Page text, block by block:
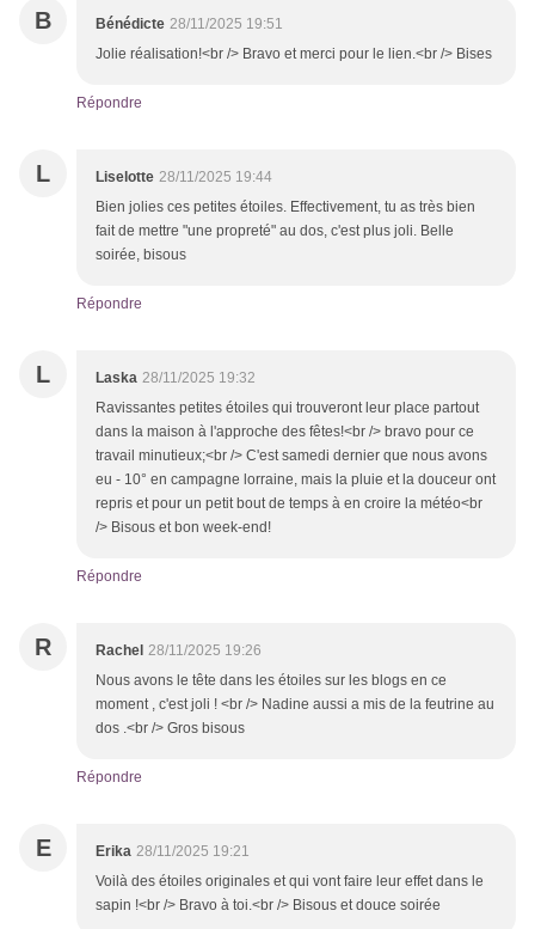
B Bénédicte 28/11/2025 19:51
Jolie réalisation!<br /> Bravo et merci pour le lien.<br /> Bises
Répondre
L Liselotte 28/11/2025 19:44
Bien jolies ces petites étoiles. Effectivement, tu as très bien
fait de mettre "une propreté" au dos, c'est plus joli. Belle
soirée, bisous
Répondre
L Laska 28/11/2025 19:32
Ravissantes petites étoiles qui trouveront leur place partout
dans la maison à l'approche des fêtes!<br /> bravo pour ce
travail minutieux;<br /> C'est samedi dernier que nous avons
eu - 10° en campagne lorraine, mais la pluie et la douceur ont
repris et pour un petit bout de temps à en croire la météo<br
/> Bisous et bon week-end!
Répondre
R Rachel 28/11/2025 19:26
Nous avons le tête dans les étoiles sur les blogs en ce
moment , c'est joli ! <br /> Nadine aussi a mis de la feutrine au
dos .<br /> Gros bisous
Répondre
E Erika 28/11/2025 19:21
Voilà des étoiles originales et qui vont faire leur effet dans le
sapin !<br /> Bravo à toi.<br /> Bisous et douce soirée